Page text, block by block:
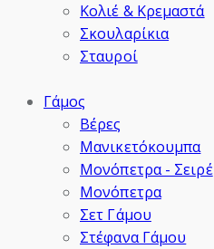
Κολιέ & Κρεμαστά
Σκουλαρίκια
Σταυροί
Γάμος
Βέρες
Μανικετόκουμπα
Μονόπετρα - Σειρέ
Μονόπετρα
Σετ Γάμου
Στέφανα Γάμου